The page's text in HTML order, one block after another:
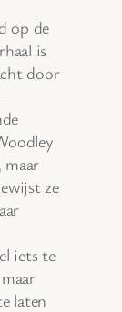
op de
is
door
maar
ze
iets te
laten